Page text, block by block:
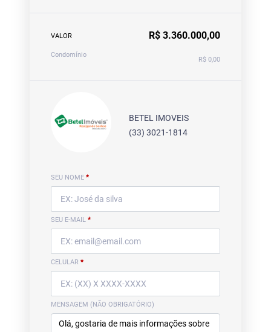
VALOR R$ 3.360.000,00
Condomínio
R$ 0,00
BETEL IMOVEIS
(33) 3021-1814
SEU NOME *
SEU E-MAIL *
CELULAR *
MENSAGEM (NÃO OBRIGATÓRIO)